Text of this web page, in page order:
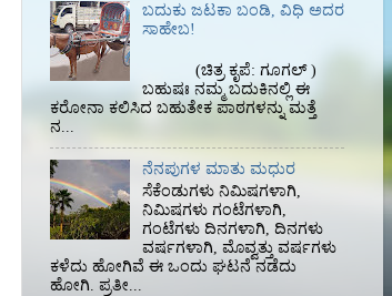
ಬದುಕು ಜಟಕಾ ಬಂಡಿ, ವಿಧಿ ಅದರ
ಸಾಹೇಬ!
(ಚಿತ್ರ ಕೃಪೆ: ಗೂಗಲ್ )
ಬಹುಷಃ ನಮ್ಮ ಬದುಕಿನಲ್ಲಿ ಈ
ಕರೋನಾ ಕಲಿಸಿದ ಬಹುತೇಕ ಪಾಠಗಳನ್ನು ಮತ್ತೆ
ನ...
ನೆನಪುಗಳ ಮಾತು ಮಧುರ
ಸೆಕೆಂಡುಗಳು ನಿಮಿಷಗಳಾಗಿ,
ನಿಮಿಷಗಳು ಗಂಟೆಗಳಾಗಿ,
ಗಂಟೆಗಳು ದಿನಗಳಾಗಿ, ದಿನಗಳು
ವರ್ಷಗಳಾಗಿ, ಮೊವ್ವತ್ತು ವರ್ಷಗಳು
ಕಳೆದು ಹೋಗಿವೆ ಈ ಒಂದು ಘಟನೆ ನಡೆದು
ಹೋಗಿ. ಪ್ರತೀ...